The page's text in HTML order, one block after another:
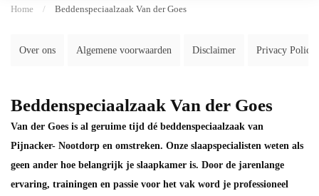
Home / Beddenspeciaalzaak Van der Goes
Over ons Algemene voorwaarden Disclaimer Privacy Policy
Beddenspeciaalzaak Van der Goes
Van der Goes is al geruime tijd dé beddenspeciaalzaak van
Pijnacker- Nootdorp en omstreken. Onze slaapspecialisten weten als
geen ander hoe belangrijk je slaapkamer is. Door de jarenlange
ervaring, trainingen en passie voor het vak word je professioneel